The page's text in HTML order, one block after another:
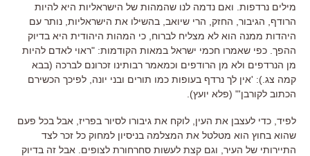
מילים נרדפות. ואם נדמה לנו שהמהות של הישראליות היא להיות
הרודף, הגיבור, החזק, הרי שיואב, בהשילו את הישראליות, נותר עם
היהדות ממנה הוא לא מצליח לברוח, כי המהות היהודית היא בדיוק
ההפך. כפי שאמרו חכמי ישראל במאות הקודמות: "ראוי לאדם להיות
מן הנרדפים ולא מן הרודפים וכמאמר רבותינו זכרונם לברכה (בבא
קמה צג.): 'אין לך נרדף בעופות כמו תורים ובני יונה, לפיכך הכשירם
הכתוב לקורבן'" (פלא יועץ).
לפיד, כדי לעצבן את העין, לוקח את גיבורו לסיור בפריז, אבל בכל פעם
שהוא בחוץ הוא מטלטל את המצלמה בניסיון למחוק כל זכר לצד
התיירותי של העיר, וגם קצת לעשות סחרחורת לצופים. אבל זה בדיוק